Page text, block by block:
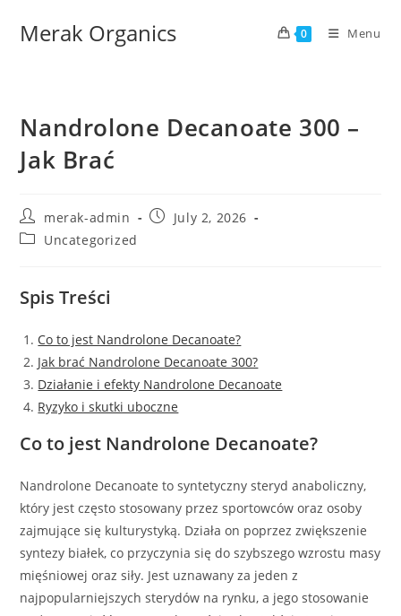
Merak Organics 0 Menu
Nandrolone Decanoate 300 –
Jak Brać
merak-admin
July 2, 2026
Uncategorized
Spis Treści
Co to jest Nandrolone Decanoate?
Jak brać Nandrolone Decanoate 300?
Działanie i efekty Nandrolone Decanoate
Ryzyko i skutki uboczne
Co to jest Nandrolone Decanoate?
Nandrolone Decanoate to syntetyczny steryd anaboliczny,
który jest często stosowany przez sportowców oraz osoby
zajmujące się kulturystyką. Działa on poprzez zwiększenie
syntezy białek, co przyczynia się do szybszego wzrostu masy
mięśniowej oraz siły. Jest uznawany za jeden z
najpopularniejszych sterydów na rynku, a jego stosowanie